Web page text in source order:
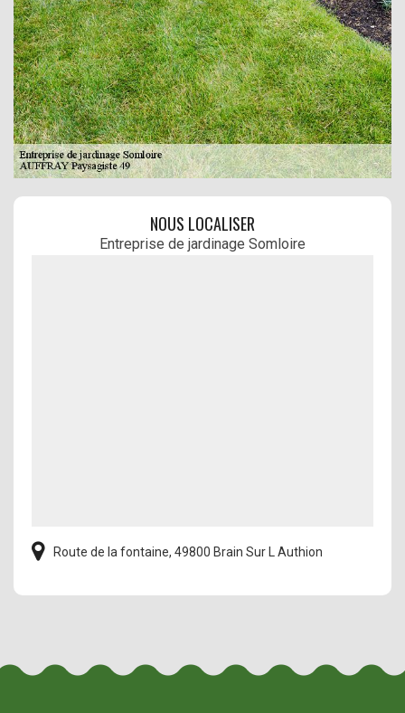
NOUS LOCALISER
Entreprise de jardinage Somloire
Route de la fontaine, 49800 Brain Sur L Authion